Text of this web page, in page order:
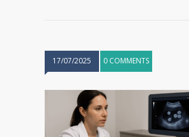
17/07/2025 0 COMMENTS